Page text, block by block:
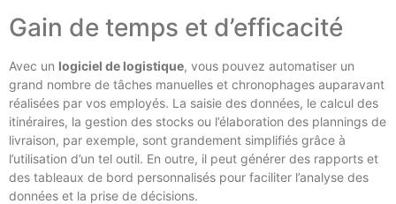
Gain de temps et d’efficacité
Avec un logiciel de logistique, vous pouvez automatiser un
grand nombre de tâches manuelles et chronophages auparavant
réalisées par vos employés. La saisie des données, le calcul des
itinéraires, la gestion des stocks ou l’élaboration des plannings de
livraison, par exemple, sont grandement simplifiés grâce à
l’utilisation d’un tel outil. En outre, il peut générer des rapports et
des tableaux de bord personnalisés pour faciliter l’analyse des
données et la prise de décisions.